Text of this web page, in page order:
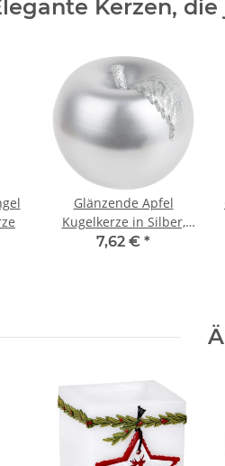
Kerzen,
Glänzende Apfel
Kugelkerze in Silber,
handgefertigt
7,62 € *